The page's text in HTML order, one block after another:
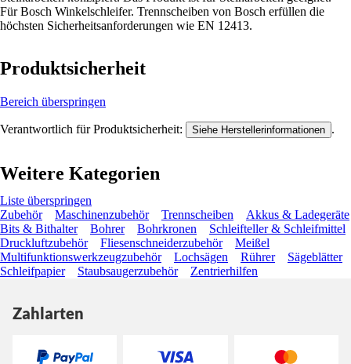
Für Bosch Winkelschleifer. Trennscheiben von Bosch erfüllen die
höchsten Sicherheitsanforderungen wie EN 12413.
Produktsicherheit
Bereich überspringen
Verantwortlich für Produktsicherheit: Siehe Herstellerinformationen .
Weitere Kategorien
Liste überspringen
Zubehör
Maschinenzubehör Trennscheiben
Akkus & Ladegeräte
Bits & Bithalter
Bohrer Bohrkronen
Schleifteller & Schleifmittel
Druckluftzubehör
Fliesenschneiderzubehör
Meißel
Multifunktionswerkzeugzubehör
Lochsägen Rührer
Sägeblätter
Schleifpapier
Staubsaugerzubehör Zentrierhilfen
Zahlarten